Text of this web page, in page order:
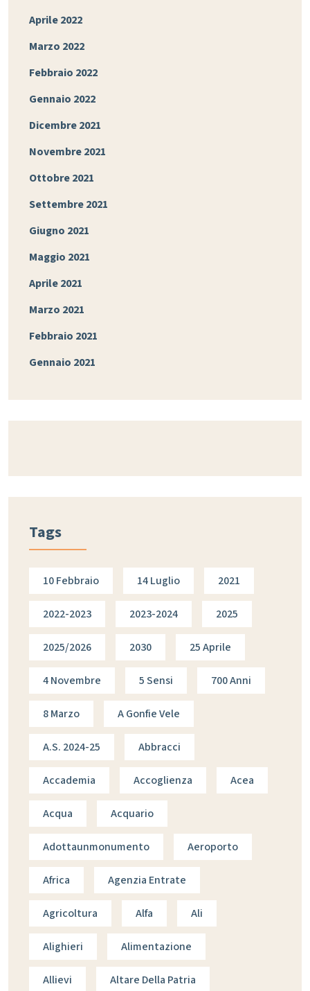
Aprile 2022
Marzo 2022
Febbraio 2022
Gennaio 2022
Dicembre 2021
Novembre 2021
Ottobre 2021
Settembre 2021
Giugno 2021
Maggio 2021
Aprile 2021
Marzo 2021
Febbraio 2021
Gennaio 2021
Tags
10 Febbraio 14 Luglio 2021
2022-2023 2023-2024 2025
2025/2026 2030 25 Aprile
4 Novembre 5 Sensi 700 Anni
8 Marzo A Gonfie Vele
A.s. 2024-25 Abbracci
Accademia Accoglienza Acea
Acqua Acquario
Adottaunmonumento Aeroporto
Africa Agenzia Entrate
Agricoltura Alfa Ali
Alighieri Alimentazione
Allievi Altare Della Patria